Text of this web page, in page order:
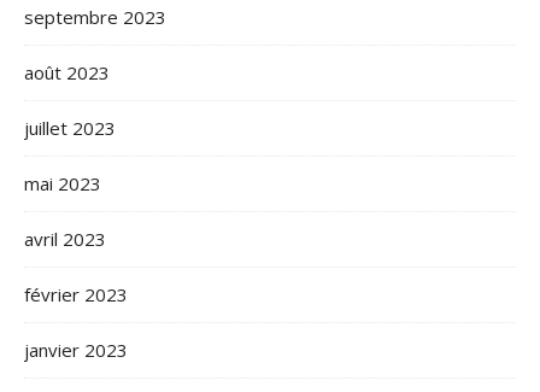
septembre 2023
août 2023
juillet 2023
mai 2023
avril 2023
février 2023
janvier 2023